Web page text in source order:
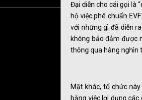
Đại diễn cho cái gọi là
hộ việc phê chuẩn
với những gì đã diễn
không bảo đảm được
thông qua hàng nghìn
Mặt khác, tổ chức
bằng việc lợi dụng